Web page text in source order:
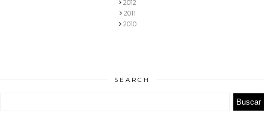
2012
2011
2010
SEARCH